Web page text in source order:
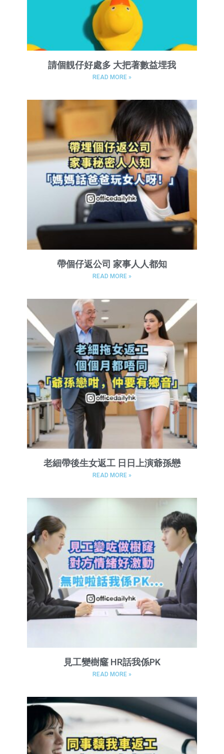
請個靚仔好處多 大把著數益埋我
READ MORE »
帶個仔返公司 家事人人都知
READ MORE »
老細帶後生女返工 日日上演爺孫戀
READ MORE »
見工變樹窿 HR話我係PK
READ MORE »